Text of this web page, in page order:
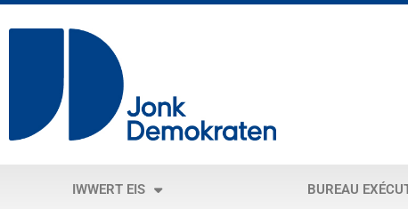
IWWERT EIS BUREAU